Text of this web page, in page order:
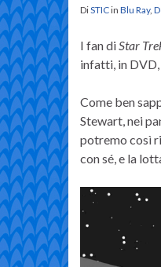
DiSTICin Blu Ray,
I fan diStar
infatti, in
Come ben
Stewart, nei
potremo così
con sé, e la